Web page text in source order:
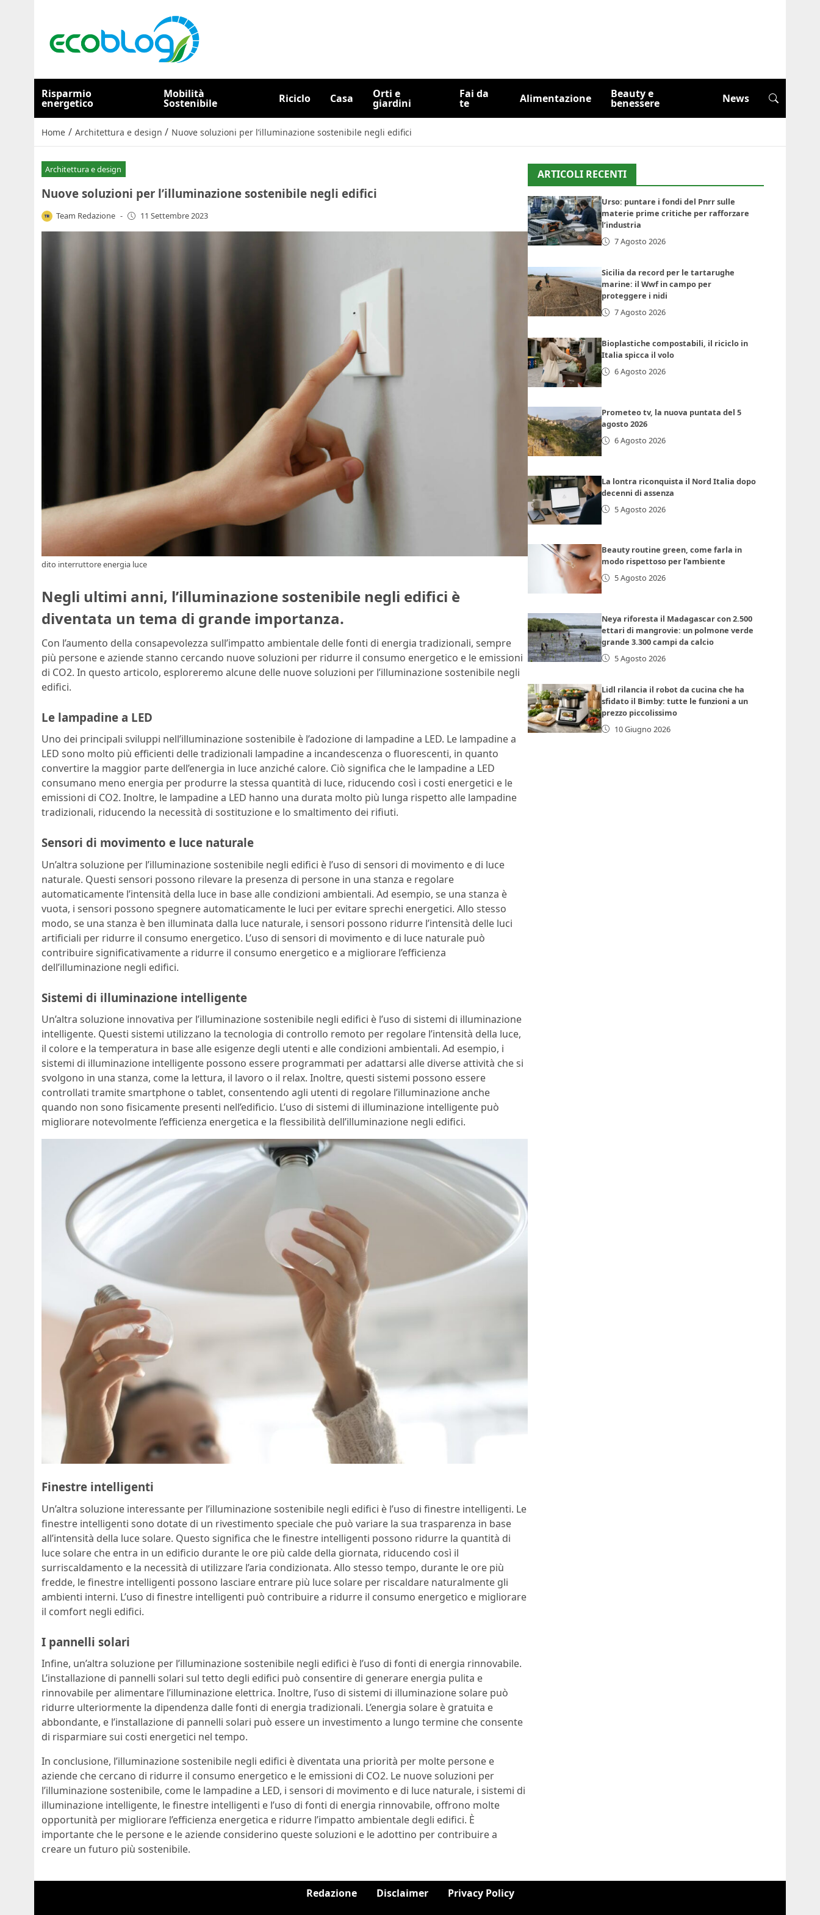
Risparmio
energetico
Mobilità
Sostenibile Riciclo Casa Orti e
giardini
Fai da
te Alimentazione Beauty e
benessere News
Home / Architettura e design / Nuove soluzioni per l’illuminazione sostenibile negli edifici
Architettura e design
Nuove soluzioni per l’illuminazione sostenibile negli edifici
Team Redazione - 11 Settembre 2023
dito interruttore energia luce
Negli ultimi anni, l’illuminazione sostenibile negli edifici è
diventata un tema di grande importanza.
Con l’aumento della consapevolezza sull’impatto ambientale delle fonti di energia tradizionali, sempre
più persone e aziende stanno cercando nuove soluzioni per ridurre il consumo energetico e le emissioni
di CO2. In questo articolo, esploreremo alcune delle nuove soluzioni per l’illuminazione sostenibile negli
edifici.
Le lampadine a LED
Uno dei principali sviluppi nell’illuminazione sostenibile è l’adozione di lampadine a LED. Le lampadine a
LED sono molto più efficienti delle tradizionali lampadine a incandescenza o fluorescenti, in quanto
convertire la maggior parte dell’energia in luce anziché calore. Ciò significa che le lampadine a LED
consumano meno energia per produrre la stessa quantità di luce, riducendo così i costi energetici e le
emissioni di CO2. Inoltre, le lampadine a LED hanno una durata molto più lunga rispetto alle lampadine
tradizionali, riducendo la necessità di sostituzione e lo smaltimento dei rifiuti.
Sensori di movimento e luce naturale
Un’altra soluzione per l’illuminazione sostenibile negli edifici è l’uso di sensori di movimento e di luce
naturale. Questi sensori possono rilevare la presenza di persone in una stanza e regolare
automaticamente l’intensità della luce in base alle condizioni ambientali. Ad esempio, se una stanza è
vuota, i sensori possono spegnere automaticamente le luci per evitare sprechi energetici. Allo stesso
modo, se una stanza è ben illuminata dalla luce naturale, i sensori possono ridurre l’intensità delle luci
artificiali per ridurre il consumo energetico. L’uso di sensori di movimento e di luce naturale può
contribuire significativamente a ridurre il consumo energetico e a migliorare l’efficienza
dell’illuminazione negli edifici.
Sistemi di illuminazione intelligente
Un’altra soluzione innovativa per l’illuminazione sostenibile negli edifici è l’uso di sistemi di illuminazione
intelligente. Questi sistemi utilizzano la tecnologia di controllo remoto per regolare l’intensità della luce,
il colore e la temperatura in base alle esigenze degli utenti e alle condizioni ambientali. Ad esempio, i
sistemi di illuminazione intelligente possono essere programmati per adattarsi alle diverse attività che si
svolgono in una stanza, come la lettura, il lavoro o il relax. Inoltre, questi sistemi possono essere
controllati tramite smartphone o tablet, consentendo agli utenti di regolare l’illuminazione anche
quando non sono fisicamente presenti nell’edificio. L’uso di sistemi di illuminazione intelligente può
migliorare notevolmente l’efficienza energetica e la flessibilità dell’illuminazione negli edifici.
Finestre intelligenti
Un’altra soluzione interessante per l’illuminazione sostenibile negli edifici è l’uso di finestre intelligenti. Le
finestre intelligenti sono dotate di un rivestimento speciale che può variare la sua trasparenza in base
all’intensità della luce solare. Questo significa che le finestre intelligenti possono ridurre la quantità di
luce solare che entra in un edificio durante le ore più calde della giornata, riducendo così il
surriscaldamento e la necessità di utilizzare l’aria condizionata. Allo stesso tempo, durante le ore più
fredde, le finestre intelligenti possono lasciare entrare più luce solare per riscaldare naturalmente gli
ambienti interni. L’uso di finestre intelligenti può contribuire a ridurre il consumo energetico e migliorare
il comfort negli edifici.
I pannelli solari
Infine, un’altra soluzione per l’illuminazione sostenibile negli edifici è l’uso di fonti di energia rinnovabile.
L’installazione di pannelli solari sul tetto degli edifici può consentire di generare energia pulita e
rinnovabile per alimentare l’illuminazione elettrica. Inoltre, l’uso di sistemi di illuminazione solare può
ridurre ulteriormente la dipendenza dalle fonti di energia tradizionali. L’energia solare è gratuita e
abbondante, e l’installazione di pannelli solari può essere un investimento a lungo termine che consente
di risparmiare sui costi energetici nel tempo.
In conclusione, l’illuminazione sostenibile negli edifici è diventata una priorità per molte persone e
aziende che cercano di ridurre il consumo energetico e le emissioni di CO2. Le nuove soluzioni per
l’illuminazione sostenibile, come le lampadine a LED, i sensori di movimento e di luce naturale, i sistemi di
illuminazione intelligente, le finestre intelligenti e l’uso di fonti di energia rinnovabile, offrono molte
opportunità per migliorare l’efficienza energetica e ridurre l’impatto ambientale degli edifici. È
importante che le persone e le aziende considerino queste soluzioni e le adottino per contribuire a
creare un futuro più sostenibile.
ARTICOLI RECENTI
Urso: puntare i fondi del Pnrr sulle
materie prime critiche per rafforzare
l’industria
7 Agosto 2026
Sicilia da record per le tartarughe
marine: il Wwf in campo per
proteggere i nidi
7 Agosto 2026
Bioplastiche compostabili, il riciclo in
Italia spicca il volo
6 Agosto 2026
Prometeo tv, la nuova puntata del 5
agosto 2026
6 Agosto 2026
La lontra riconquista il Nord Italia dopo
decenni di assenza
5 Agosto 2026
Beauty routine green, come farla in
modo rispettoso per l’ambiente
5 Agosto 2026
Neya riforesta il Madagascar con 2.500
ettari di mangrovie: un polmone verde
grande 3.300 campi da calcio
5 Agosto 2026
Lidl rilancia il robot da cucina che ha
sfidato il Bimby: tutte le funzioni a un
prezzo piccolissimo
10 Giugno 2026
Redazione Disclaimer Privacy Policy